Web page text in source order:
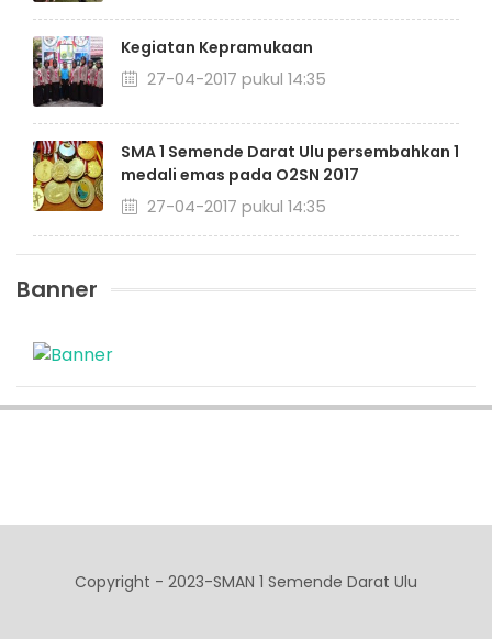
Kegiatan Kepramukaan
27-04-2017 pukul 14:35
SMA 1 Semende Darat Ulu persembahkan 1
medali emas pada O2SN 2017
27-04-2017 pukul 14:35
Banner
Copyright - 2023-SMAN 1 Semende Darat Ulu